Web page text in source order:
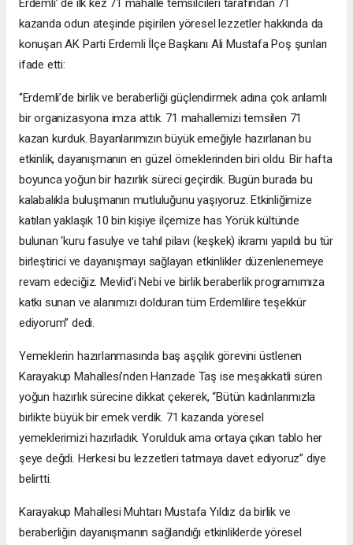
Erdemli’ de ilk kez 71 mahalle temsilcileri tarafından 71
kazanda odun ateşinde pişirilen yöresel lezzetler hakkında da
konuşan AK Parti Erdemli İlçe Başkanı Ali Mustafa Poş şunları
ifade etti:
‘’Erdemli’de birlik ve beraberliği güçlendirmek adına çok anlamlı
bir organizasyona imza attık. 71 mahallemizi temsilen 71
kazan kurduk. Bayanlarımızın büyük emeğiyle hazırlanan bu
etkinlik, dayanışmanın en güzel örneklerinden biri oldu. Bir hafta
boyunca yoğun bir hazırlık süreci geçirdik. Bugün burada bu
kalabalıkla buluşmanın mutluluğunu yaşıyoruz. Etkinliğimize
katılan yaklaşık 10 bin kişiye ilçemize has Yörük kültünde
bulunan ‘kuru fasulye ve tahıl pilavı (keşkek) ikramı yapıldı bu tür
birleştirici ve dayanışmayı sağlayan etkinlikler düzenlenemeye
revam edeciğiz. Mevlid’i Nebi ve birlik beraberlik programımıza
katkı sunan ve alanımızı dolduran tüm Erdemlilire teşekkür
ediyorum’’ dedi.
Yemeklerin hazırlanmasında baş aşçılık görevini üstlenen
Karayakup Mahallesi’nden Hanzade Taş ise meşakkatli süren
yoğun hazırlık sürecine dikkat çekerek, “Bütün kadınlarımızla
birlikte büyük bir emek verdik. 71 kazanda yöresel
yemeklerimizi hazırladık. Yorulduk ama ortaya çıkan tablo her
şeye değdi. Herkesi bu lezzetleri tatmaya davet ediyoruz” diye
belirtti.
Karayakup Mahallesi Muhtarı Mustafa Yıldız da birlik ve
beraberliğin dayanışmanın sağlandığı etkinliklerde yöresel